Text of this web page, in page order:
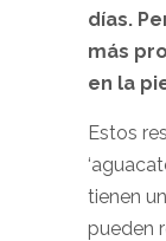
días.
más
en la
Estos
tienen
pueden